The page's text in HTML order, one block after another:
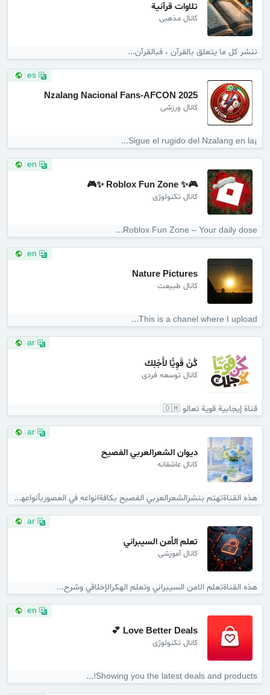
تلاوات قرآنية
کانال مذهبی
ننشر كل ما يتعلق بالقرآن ، فبالقرآن...
Nzalang Nacional Fans-AFCON 2025
کانال ورزشی
¡Sigue el rugido del Nzalang en la...
🎮✨ Roblox Fun Zone ✨🎮
کانال تکنولوژی
Roblox Fun Zone – Your daily dose...
Nature Pictures
کانال طبیعت
This is a chanel where I upload...
كُنْ قَوِيًّا لأَجْلِك
کانال توسعه فردی
قناة إيجابية قوية تعالو 🇴🇲
ديوان الشعرالعربي الفصيح
کانال عاشقانه
هذه القناةتهتم بنشرالشعرالعربي الفصيح بكافةانواعه في العصوربأنواعها...
تعلم الأمن السيبراني
کانال آموزشی
هذه القناةتعلم الامن السيبراني وتعلم الهكرالإخلاقي وشرح...
Love Better Deals 💕
کانال تکنولوژی
Showing you the latest deals and products!...